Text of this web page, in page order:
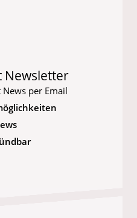
Newsletter
per Email